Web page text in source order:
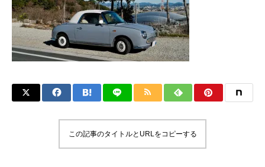
この記事のタイトルとURLをコピーする